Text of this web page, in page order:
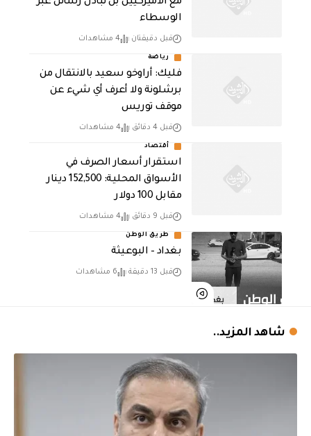
الوسطاء
قبل دقيقتان 4 مشاهدات
رياضة
فليك: أراوخو سعيد بالانتقال من
برشلونة ولا أعرف أي شيء عن
موقف توريس
قبل 4 دقائق 4 مشاهدات
أقتصاد
استقرار أسعار الصرف في
الأسواق المحلية: 152,500 دينار
مقابل 100 دولار
قبل 9 دقائق 4 مشاهدات
طريق الوطن
بغداد – البوعيثة
قبل 13 دقيقة 6 مشاهدات
شاهد المزيد..